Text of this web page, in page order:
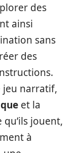
des
ainsi
sans
des
jeu narratif,
et la
jouent,
à